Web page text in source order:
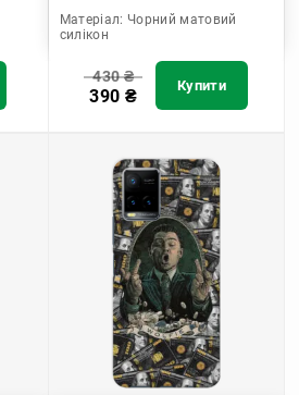
Матеріал: Чорний матовий
силікон
430₴
390 ₴ Купити